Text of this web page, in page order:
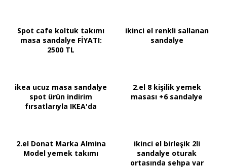
Spot cafe koltuk takımı
masa sandalye FİYATI:
2500 TL
ikinci el renkli sallanan
sandalye
ikea ucuz masa sandalye
spot ürün indirim
fırsatlarıyla IKEA'da
2.el 8 kişilik yemek
masası +6 sandalye
2.el Donat Marka Almina
Model yemek takımı
ikinci el birleşik 2li
sandalye oturak
ortasında sehpa var